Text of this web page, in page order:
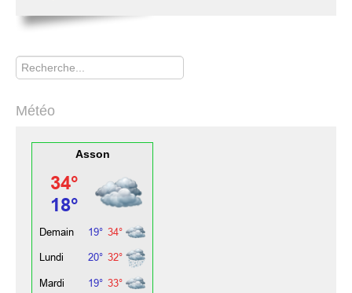
Rechercher
Météo
Asson